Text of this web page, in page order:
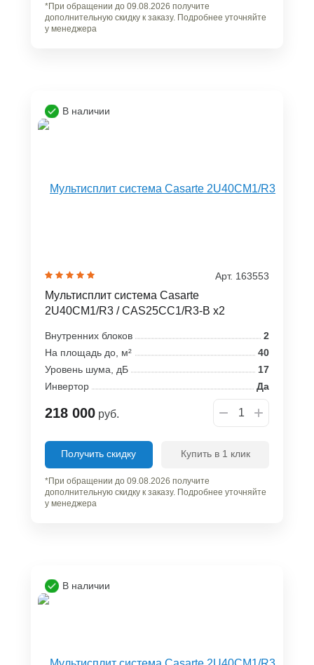
*При обращении до 09.08.2026 получите
дополнительную скидку к заказу. Подробнее уточняйте
у менеджера
В наличии
Арт. 163553
Мультисплит система Casarte
2U40CM1/R3 / CAS25CC1/R3-B x2
Внутренних блоков
2
На площадь до, м²
40
Уровень шума, дБ
17
Инвертор
Да
218 000 руб.
Получить скидку Купить в 1 клик
*При обращении до 09.08.2026 получите
дополнительную скидку к заказу. Подробнее уточняйте
у менеджера
В наличии